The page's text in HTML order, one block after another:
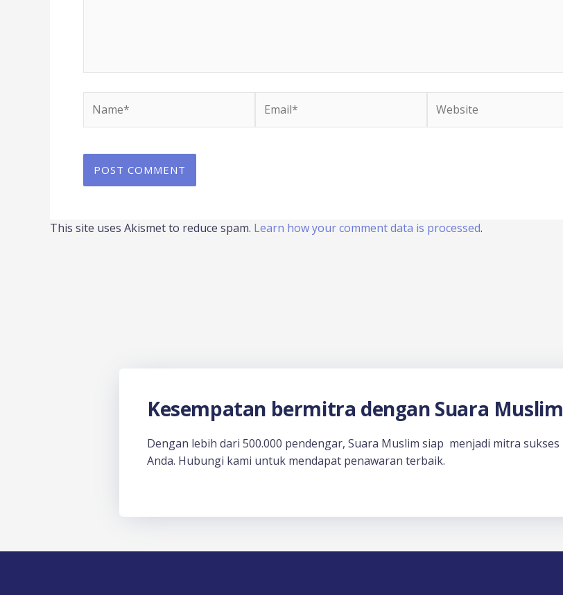
This site uses Akismet to reduce spam. Learn how your comment data is processed.
Kesempatan bermitra dengan Suara Muslim
Dengan lebih dari 500.000 pendengar, Suara Muslim siap menjadi mitra sukses
Anda. Hubungi kami untuk mendapat penawaran terbaik.